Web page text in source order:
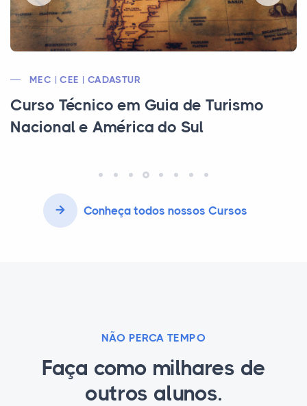
| CADASTUR
em Guia de Turismo
e América do Sul
Curso
Conheça todos nossos Cursos
NÃO PERCA TEMPO
Faça como milhares de
outros alunos.